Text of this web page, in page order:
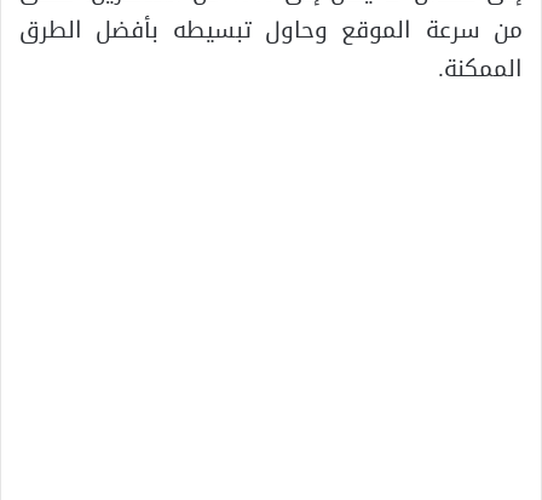
من سرعة الموقع وحاول تبسيطه بأفضل الطرق
الممكنة.